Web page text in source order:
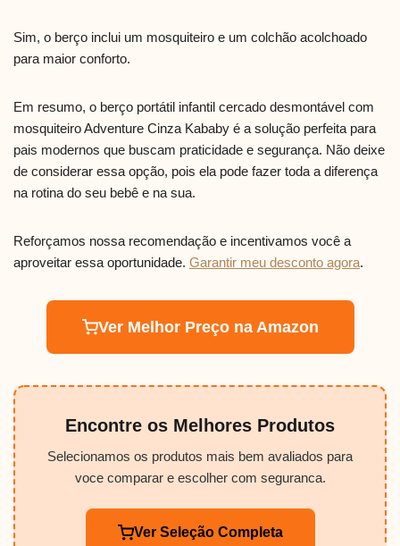
Sim, o berço inclui um mosquiteiro e um colchão acolchoado
para maior conforto.
Em resumo, o berço portátil infantil cercado desmontável com
mosquiteiro Adventure Cinza Kababy é a solução perfeita para
pais modernos que buscam praticidade e segurança. Não deixe
de considerar essa opção, pois ela pode fazer toda a diferença
na rotina do seu bebê e na sua.
Reforçamos nossa recomendação e incentivamos você a
aproveitar essa oportunidade. Garantir meu desconto agora.
Ver Melhor Preço na Amazon
Encontre os Melhores Produtos
Selecionamos os produtos mais bem avaliados para
voce comparar e escolher com seguranca.
Ver Seleção Completa